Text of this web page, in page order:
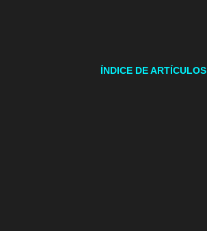
ÍNDICE DE ARTÍCULOS